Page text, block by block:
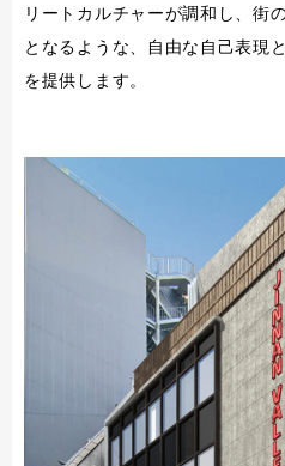
リートカルチャーが調和し、街
となるような、自由な自己表現
を提供します。